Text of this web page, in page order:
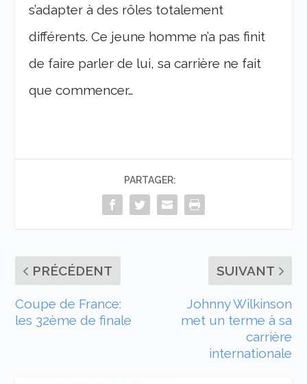
s’adapter à des rôles totalement
différents. Ce jeune homme n’a pas finit
de faire parler de lui, sa carrière ne fait
que commencer…
PARTAGER:
PRÉCÉDENT
Coupe de France:
les 32ème de finale
SUIVANT
Johnny Wilkinson
met un terme à sa
carrière
internationale